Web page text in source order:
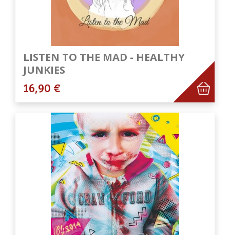
LISTEN TO THE MAD - HEALTHY
JUNKIES
16,90 €